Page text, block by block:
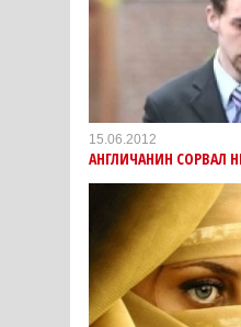
15.06.2012
АНГЛИЧАНИН СОРВАЛ